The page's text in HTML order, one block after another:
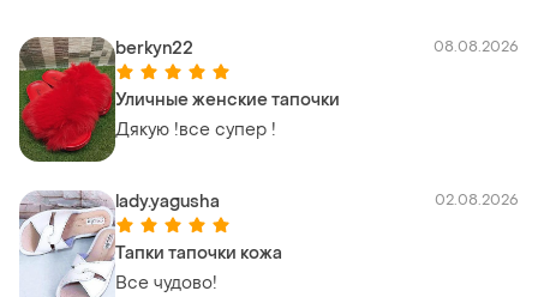
berkyn22 08.08.2026
Уличные женские тапочки
Дякую !все супер !
lady.yagusha 02.08.2026
Тапки тапочки кожа
Все чудово!